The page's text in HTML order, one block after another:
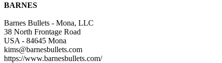
BARNES
Barnes Bullets - Mona, LLC
38 North Frontage Road
USA - 84645 Mona
kims@barnesbullets.com
https://www.barnesbullets.com/